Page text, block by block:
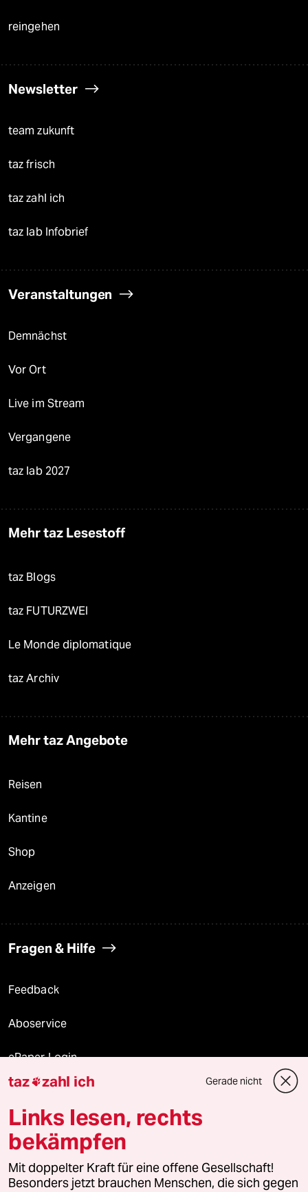
reingehen
Newsletter
team zukunft
taz frisch
taz zahl ich
taz lab Infobrief
Veranstaltungen
Demnächst
Vor Ort
Live im Stream
Vergangene
taz lab 2027
Mehr taz Lesestoff
taz Blogs
taz FUTURZWEI
Le Monde diplomatique
taz Archiv
Mehr taz Angebote
Reisen
Kantine
Shop
Anzeigen
Fragen & Hilfe
Feedback
Aboservice
ePaper Login
Downloads für Abonnierende
© 2026 taz Verlags und Vertriebs GmbH
Alle Rechte vorbehalten. Bei rechtlichen Fragen oder für Genehmigungen
wenden Sie sich bitte an
lizenzen@taz.de
taz zahl ich Gerade nicht
Links lesen, rechts
bekämpfen
Mit doppelter Kraft für eine offene Gesellschaft!
Besonders jetzt brauchen Menschen, die sich gegen